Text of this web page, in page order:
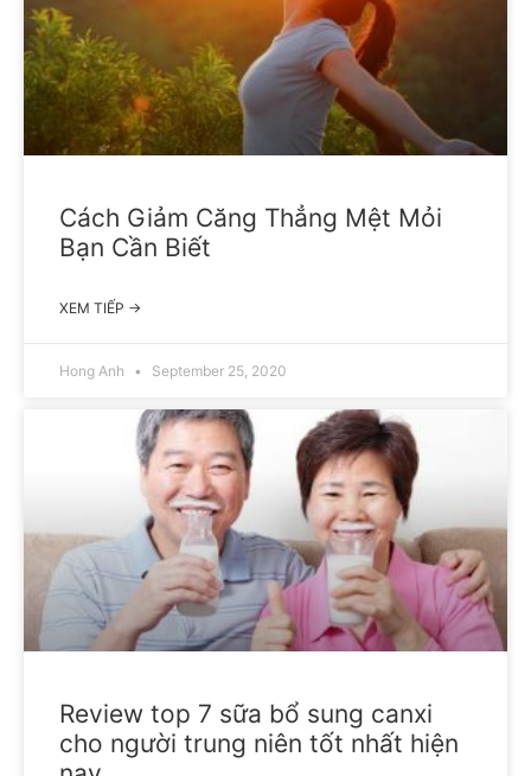
Cách Giảm Căng Thẳng Mệt Mỏi
Bạn Cần Biết
XEM TIẾP →
Hong Anh September 25, 2020
Review top 7 sữa bổ sung canxi
cho người trung niên tốt nhất hiện